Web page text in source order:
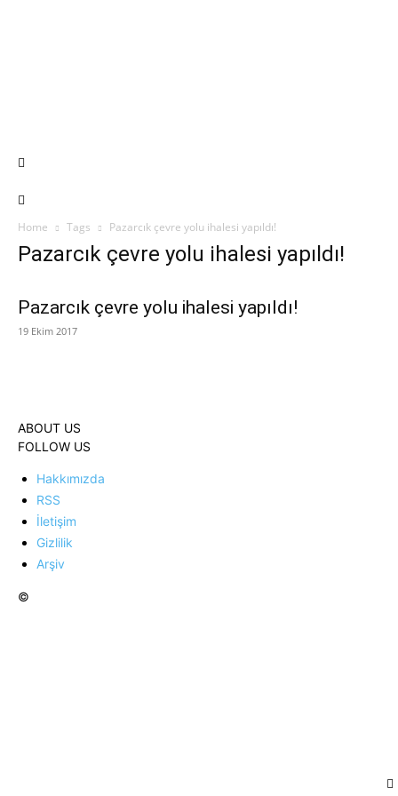
Home Tags Pazarcık çevre yolu ihalesi yapıldı!
Pazarcık çevre yolu ihalesi yapıldı!
Pazarcık çevre yolu ihalesi yapıldı!
19 Ekim 2017
ABOUT US
FOLLOW US
Hakkımızda
RSS
İletişim
Gizlilik
Arşiv
©